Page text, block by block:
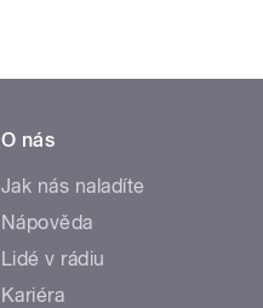
O nás
Jak nás naladíte
Nápověda
Lidé v rádiu
Kariéra